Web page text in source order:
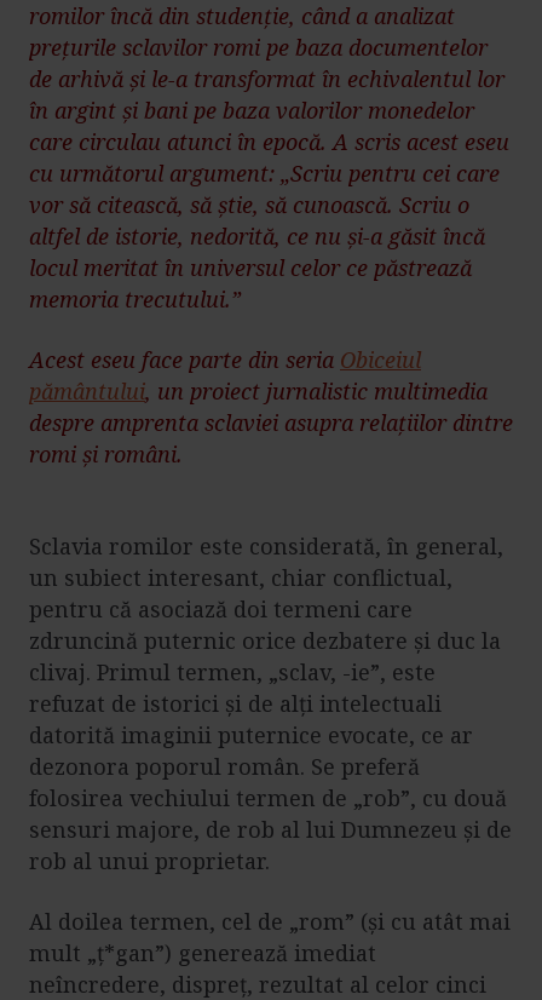
romilor încă din studenție, când a analizat
prețurile sclavilor romi pe baza documentelor
de arhivă și le-a transformat în echivalentul lor
în argint și bani pe baza valorilor monedelor
care circulau atunci în epocă. A scris acest eseu
cu următorul argument: „Scriu pentru cei care
vor să citească, să știe, să cunoască. Scriu o
altfel de istorie, nedorită, ce nu și-a găsit încă
locul meritat în universul celor ce păstrează
memoria trecutului.”
Acest eseu face parte din seria Obiceiul
pământului, un proiect jurnalistic multimedia
despre amprenta sclaviei asupra relațiilor dintre
romi și români.
Sclavia romilor este considerată, în general,
un subiect interesant, chiar conflictual,
pentru că asociază doi termeni care
zdruncină puternic orice dezbatere și duc la
clivaj. Primul termen, „sclav, -ie”, este
refuzat de istorici și de alți intelectuali
datorită imaginii puternice evocate, ce ar
dezonora poporul român. Se preferă
folosirea vechiului termen de „rob”, cu două
sensuri majore, de rob al lui Dumnezeu și de
rob al unui proprietar.
Al doilea termen, cel de „rom” (și cu atât mai
mult „ț*gan”) generează imediat
neîncredere, dispreț, rezultat al celor cinci